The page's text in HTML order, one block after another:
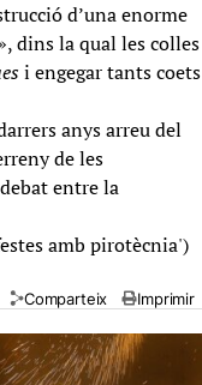
d’una enorme
dins la qual les colles
i engegar tants coets
anys arreu del
de les
entre la
amb pirotècnia')
Comparteix Imprimir